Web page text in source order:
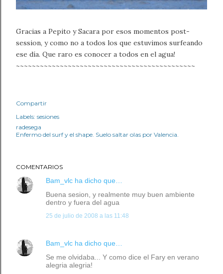
Gracias a Pepito y Sacara por esos momentos post-
session, y como no a todos los que estuvimos surfeando
ese día. Que raro es conocer a todos en el agua!
~~~~~~~~~~~~~~~~~~~~~~~~~~~~~~~~~~~~~~~~~~~~~
Compartir
Labels: sesiones
radesega
Enfermo del surf y el shape. Suelo saltar olas por Valencia.
COMENTARIOS
Bam_vlc ha dicho que…
Buena sesion, y realmente muy buen ambiente
dentro y fuera del agua
25 de julio de 2008 a las 11:48
Bam_vlc ha dicho que…
Se me olvidaba... Y como dice el Fary en verano
alegria alegria!